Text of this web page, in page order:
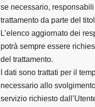
se necessario, responsabili
trattamento da parte del
L’elenco aggiornato dei
potrà sempre essere
del trattamento.
I dati sono trattati per il
necessario allo
servizio richiesto